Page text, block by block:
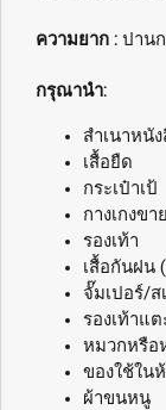
ความยาก : ปาน
กรุณานำ:
สำเนาหนั
เสื้อยืด
กระเป๋าเป้
กางเกงข
รองเท้า
เสื้อกันฝน
จั๊มเปอร์/
รองเท้าแต
หมวกหรือ
ของใช้ใน
ผ้าขนหนู